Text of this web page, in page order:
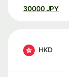
30000 JPY
HKD